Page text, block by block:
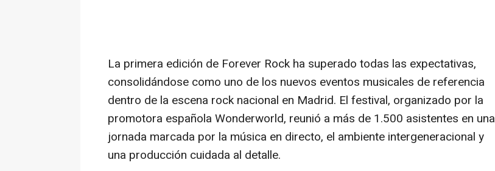
La primera edición de Forever Rock ha superado todas las expectativas,
consolidándose como uno de los nuevos eventos musicales de referencia
dentro de la escena rock nacional en Madrid. El festival, organizado por la
promotora española Wonderworld, reunió a más de 1.500 asistentes en una
jornada marcada por la música en directo, el ambiente intergeneracional y
una producción cuidada al detalle.